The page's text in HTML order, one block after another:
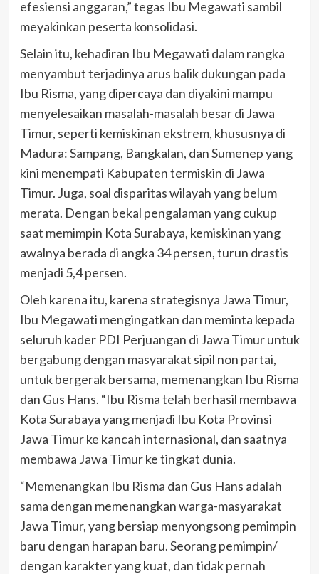
efesiensi anggaran,” tegas Ibu Megawati sambil
meyakinkan peserta konsolidasi.
Selain itu, kehadiran Ibu Megawati dalam rangka
menyambut terjadinya arus balik dukungan pada
Ibu Risma, yang dipercaya dan diyakini mampu
menyelesaikan masalah-masalah besar di Jawa
Timur, seperti kemiskinan ekstrem, khususnya di
Madura: Sampang, Bangkalan, dan Sumenep yang
kini menempati Kabupaten termiskin di Jawa
Timur. Juga, soal disparitas wilayah yang belum
merata. Dengan bekal pengalaman yang cukup
saat memimpin Kota Surabaya, kemiskinan yang
awalnya berada di angka 34 persen, turun drastis
menjadi 5,4 persen.
Oleh karena itu, karena strategisnya Jawa Timur,
Ibu Megawati mengingatkan dan meminta kepada
seluruh kader PDI Perjuangan di Jawa Timur untuk
bergabung dengan masyarakat sipil non partai,
untuk bergerak bersama, memenangkan Ibu Risma
dan Gus Hans. “Ibu Risma telah berhasil membawa
Kota Surabaya yang menjadi Ibu Kota Provinsi
Jawa Timur ke kancah internasional, dan saatnya
membawa Jawa Timur ke tingkat dunia.
“Memenangkan Ibu Risma dan Gus Hans adalah
sama dengan memenangkan warga-masyarakat
Jawa Timur, yang bersiap menyongsong pemimpin
baru dengan harapan baru. Seorang pemimpin/
dengan karakter yang kuat, dan tidak pernah